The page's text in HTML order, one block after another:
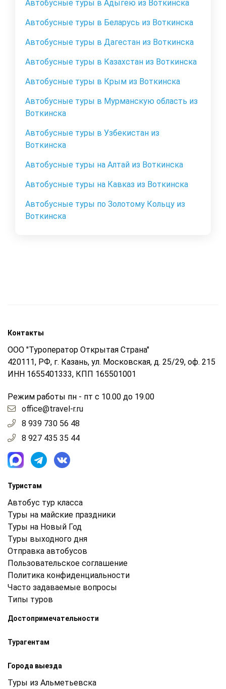
Автобусные туры в Адыгею из Воткинска
Автобусные туры в Беларусь из Воткинска
Автобусные туры в Дагестан из Воткинска
Автобусные туры в Казахстан из Воткинска
Автобусные туры в Крым из Воткинска
Автобусные туры в Мурманскую область из
Воткинска
Автобусные туры в Узбекистан из
Воткинска
Автобусные туры на Алтай из Воткинска
Автобусные туры на Кавказ из Воткинска
Автобусные туры по Золотому Кольцу из
Воткинска
Контакты
ООО "Туроператор Открытая Страна"
420111, РФ, г. Казань, ул. Московская, д. 25/29, оф. 215
ИНН 1655401333, КПП 165501001
Режим работы пн - пт с 10.00 до 19.00
office@travel-r.ru
8 939 730 56 48
8 927 435 35 44
Туристам
Автобус тур класса
Туры на майские праздники
Туры на Новый Год
Туры выходного дня
Отправка автобусов
Пользовательское соглашение
Политика конфиденциальности
Часто задаваемые вопросы
Типы туров
Достопримечательности
Турагентам
Города выезда
Туры из Альметьевска